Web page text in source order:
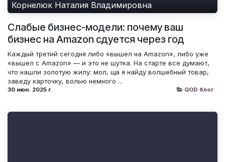
Корнелюк Наталия Владимировна
Слабые бизнес-модели: почему ваш
бизнес на Amazon сдуется через год
Каждый третий сегодня либо «вышел на Amazon», либо уже
«вышел с Amazon» — и это не шутка. На старте все думают,
что нашли золотую жилу: мол, ща я найду волшебный товар,
заведу карточку, волью немного ...
30 июн. 2025 г. QOD блог